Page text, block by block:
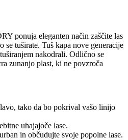
ponuja eleganten način zaščite las
se tuširate. Tuš kapa nove generacije
nakodrali. Odlično se
zunanjo plast, ki ne povzroča
tako da bo pokrival vašo linijo
uhajajoče lase.
in občudujte svoje popolne lase.